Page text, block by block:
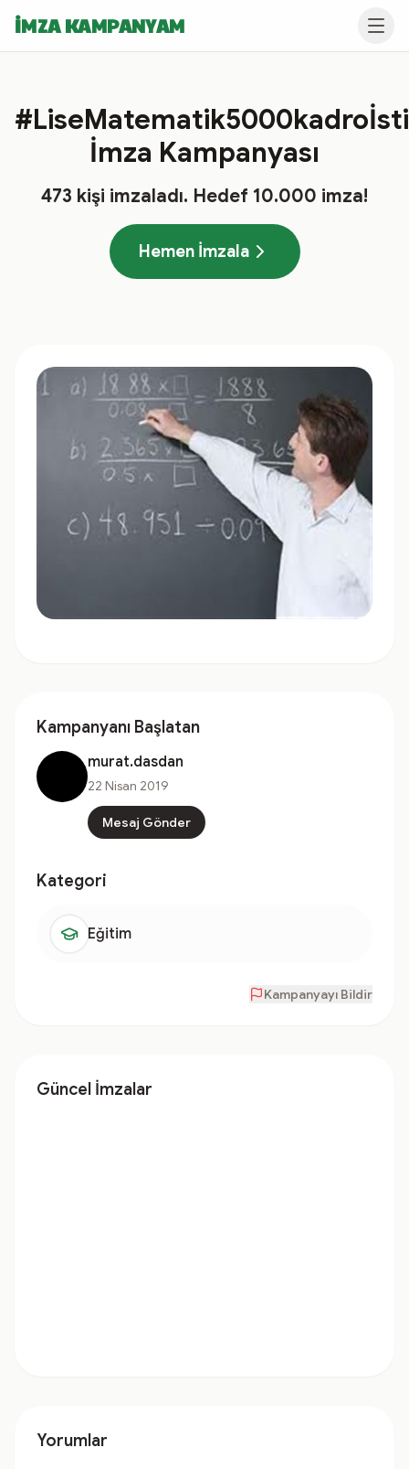
İMZA KAMPANYAM
İmza Kampanyası
473 kişi imzaladı. Hedef 10.000 imza!
Hemen İmzala
Kampanyanı Başlatan
murat.dasdan
22 Nisan 2019
Mesaj Gönder
Kategori
Eğitim
Kampanyayı Bildir
Güncel İmzalar
Yorumlar